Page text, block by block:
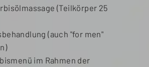
(Teilkörper 25
(auch "for men"
im Rahmen der